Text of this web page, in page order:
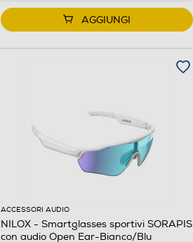
AGGIUNGI
ACCESSORI AUDIO
NILOX - Smartglasses sportivi SORAPIS
con audio Open Ear-Bianco/Blu